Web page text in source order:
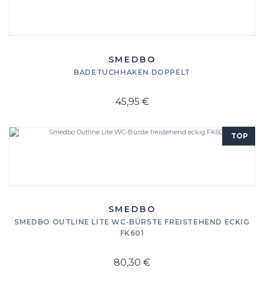
SMEDBO
BADETUCHHAKEN DOPPELT
45,95 €
TOP
SMEDBO
SMEDBO OUTLINE LITE WC-BÜRSTE FREISTEHEND ECKIG
FK601
80,30 €